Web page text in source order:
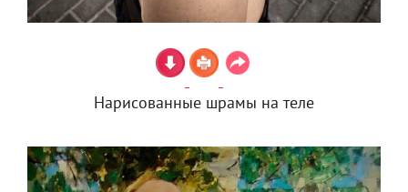
Нарисованные шрамы на теле